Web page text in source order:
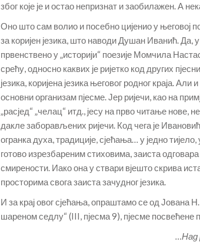
због које је и остао непризнат и заобилажен. А
Оно што сам волио и посебно цијенио у његовој
за коријен језика, што наводи Душан Иванић. Да,
првенствено у „историји“ поезије Момчила
срећу, односно каквих је ријетко код других
језика, коријена језика његовог родног краја.
основни организам пјесме. Јер ријечи, као на
„расјед“ „челац“ итд., јесу на прво читање нове,
дакле заборављених ријечи. Код чега је
огранка духа, традиције, сјећања… у једно
готово изрезбареним стиховима, заиста
смирености. Иако она у ствари вјешто скрива
просторима свога заиста зачудног језика.
И за крај овог сјећања, опраштамо се од Јована
шареном седлу“ (III, пјесма 9), пјесме посвећене
…Над